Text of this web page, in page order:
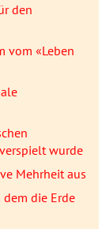
den
vom «Leben
wurde
Mehrheit aus
dem die Erde